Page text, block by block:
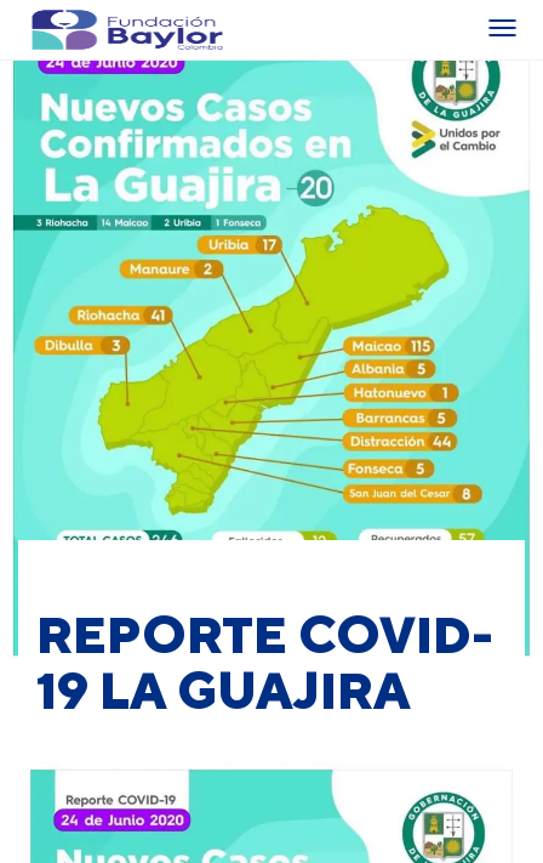
REPORTE COVID-
19 LA GUAJIRA